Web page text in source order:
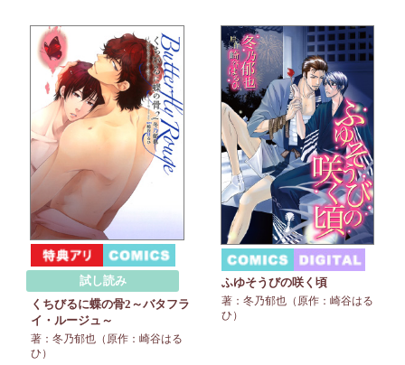
試し読み
くちびるに蝶の骨2～バタフラ
イ・ルージュ～
著：冬乃郁也（原作：崎谷はる
ひ）
ふゆそうびの咲く頃
著：冬乃郁也（原作：崎谷はる
ひ）